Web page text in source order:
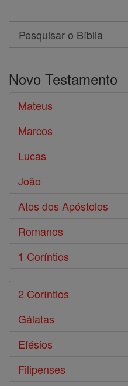
Search
Pesquisar
Bíblia
Novo Testamento
Mateus
Marcos
Lucas
João
Atos dos Apóstolos
Romanos
1 Coríntios
2 Coríntios
Gálatas
Efésios
Filipenses